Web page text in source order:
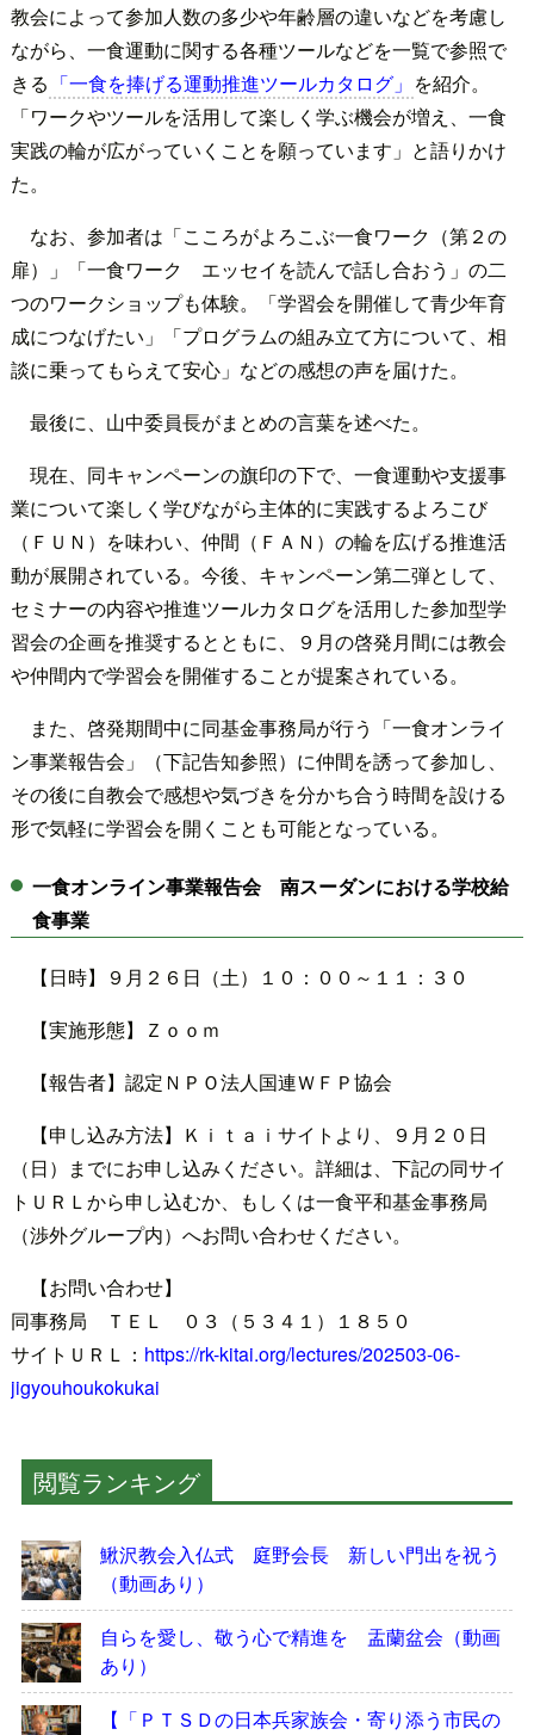
教会によって参加人数の多少や年齢層の違いなどを考慮し
ながら、一食運動に関する各種ツールなどを一覧で参照で
きる 「一食を捧げる運動推進ツールカタログ」 を紹介。
「ワークやツールを活用して楽しく学ぶ機会が増え、一食
実践の輪が広がっていくことを願っています」と語りかけ
た。
なお、参加者は「こころがよろこぶ一食ワーク（第２の
扉）」「一食ワーク エッセイを読んで話し合おう」の二
つのワークショップも体験。「学習会を開催して青少年育
成につなげたい」「プログラムの組み立て方について、相
談に乗ってもらえて安心」などの感想の声を届けた。
最後に、山中委員長がまとめの言葉を述べた。
現在、同キャンペーンの旗印の下で、一食運動や支援事
業について楽しく学びながら主体的に実践するよろこび
（ＦＵＮ）を味わい、仲間（ＦＡＮ）の輪を広げる推進活
動が展開されている。今後、キャンペーン第二弾として、
セミナーの内容や推進ツールカタログを活用した参加型学
習会の企画を推奨するとともに、９月の啓発月間には教会
や仲間内で学習会を開催することが提案されている。
また、啓発期間中に同基金事務局が行う「一食オンライ
ン事業報告会」（下記告知参照）に仲間を誘って参加し、
その後に自教会で感想や気づきを分かち合う時間を設ける
形で気軽に学習会を開くことも可能となっている。
一食オンライン事業報告会 南スーダンにおける学校給
食事業
【日時】９月２６日（土）１０：００～１１：３０
【実施形態】Ｚｏｏｍ
【報告者】認定ＮＰＯ法人国連ＷＦＰ協会
【申し込み方法】Ｋｉｔａｉサイトより、９月２０日
（日）までにお申し込みください。詳細は、下記の同サイ
トＵＲＬから申し込むか、もしくは一食平和基金事務局
（渉外グループ内）へお問い合わせください。
【お問い合わせ】
同事務局 ＴＥＬ ０３（５３４１）１８５０
サイトＵＲＬ： https://rk-kitai.org/lectures/202503-06-
jigyouhoukokukai
閲覧ランキング
鰍沢教会入仏式 庭野会長 新しい門出を祝う
（動画あり）
自らを愛し、敬う心で精進を 盂蘭盆会（動画
あり）
【「ＰＴＳＤの日本兵家族会・寄り添う市民の